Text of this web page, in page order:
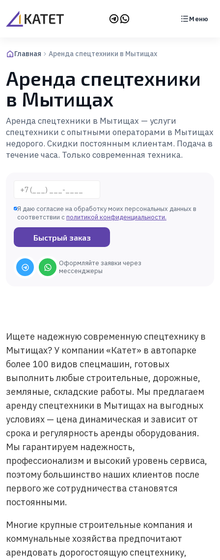
Меню
Главная Аренда спецтехники в Мытищах
Аренда спецтехники
в Мытищах
Аренда спецтехники в Мытищах — услуги
спецтехники с опытными операторами в Мытищах
недорого. Скидки постоянным клиентам. Подача в
течение часа. Только современная техника.
Телефон
Я даю согласие на обработку моих персональных данных в
соответствии сполитикой конфиденциальности.
Быстрый заказ
Оформляйте заявки через
мессенджеры
Ищете надежную современную спецтехнику в
Мытищах? У компании «Катет» в автопарке
более 100 видов спецмашин, готовых
выполнить любые строительные, дорожные,
земляные, складские работы. Мы предлагаем
аренду спецтехники в Мытищах на выгодных
условиях — цена динамическая и зависит от
срока и регулярность аренды оборудования.
Мы гарантируем надежность,
профессионализм и высокий уровень сервиса,
поэтому большинство наших клиентов после
первого же сотрудничества становятся
постоянными.
Многие крупные строительные компания и
коммунальные хозяйства предпочитают
арендовать дорогостоящую спецтехнику,